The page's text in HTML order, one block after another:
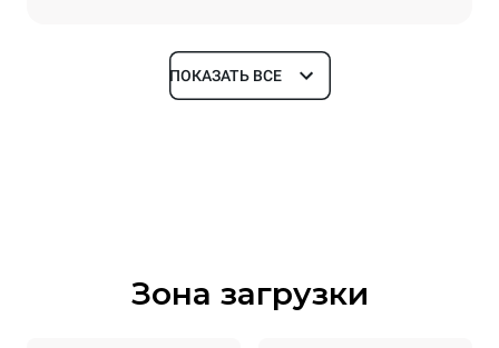
Размеры
Спецификации противней
ПОКАЗАТЬ ВСЕ
Зона загрузки